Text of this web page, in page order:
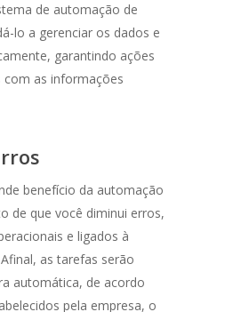
de automação de
lo a gerenciar os dados e
garantindo ações
com as informações
benefício da automação
de que você diminui erros,
e ligados à
as tarefas serão
automática, de acordo
pela empresa, o